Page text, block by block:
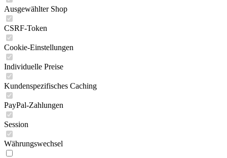
Ausgewählter Shop
CSRF-Token
Cookie-Einstellungen
Individuelle Preise
Kundenspezifisches Caching
PayPal-Zahlungen
Session
Währungswechsel